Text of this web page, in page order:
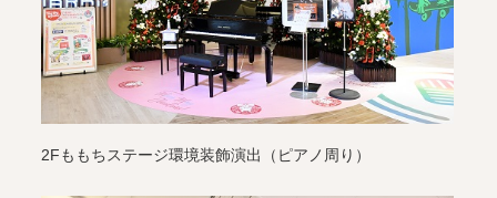
2Fももちステージ環境装飾演出（ピアノ周り）